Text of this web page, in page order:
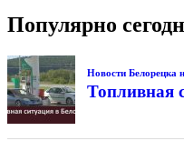
Популярно
Новости Белорецка
Топливная